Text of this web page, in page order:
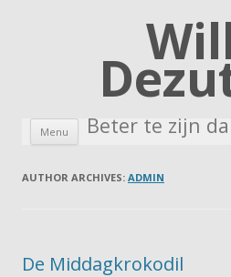
Beter te zijn
Menu Skip to content
AUTHOR ARCHIVES: ADMIN
De Middagkrokodil